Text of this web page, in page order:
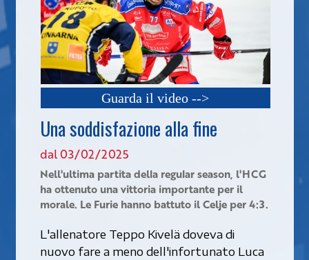
Guarda il video -->
Una soddisfazione alla fine
dal 03/02/2025
Nell'ultima partita della regular season, l'HCG
ha ottenuto una vittoria importante per il
morale. Le Furie hanno battuto il Celje per 4:3.
L'allenatore Teppo Kivelä doveva di
nuovo fare a meno dell'infortunato Luca